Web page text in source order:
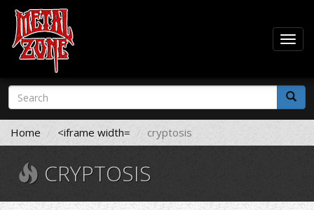
Skip
main
content
Search
form
Search
Home <iframe width= cryptosis
CRYPTOSIS